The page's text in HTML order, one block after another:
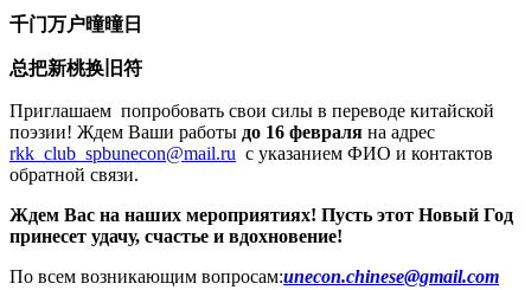
千门万户曈曈日
总把新桃换旧符
Приглашаем попробовать свои силы в переводе китайской
поэзии! Ждем Ваши работы до 16 февраля на адрес
rkk_club_spbunecon@mail.ru с указанием ФИО и контактов
обратной связи.
Ждем Вас на наших мероприятиях! Пусть этот Новый Год
принесет удачу, счастье и вдохновение!
По всем возникающим вопросам:unecon.chinese@gmail.com